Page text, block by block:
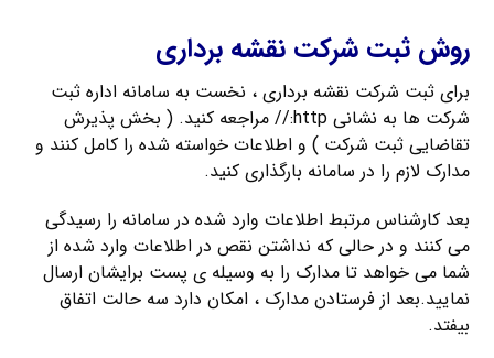
روش ثبت شرکت نقشه برداری
برای ثبت شرکت نقشه برداری ، نخست به سامانه اداره ثبت
شرکت ها به نشانی http:// مراجعه کنید. ( بخش پذیرش
تقاضایی ثبت شرکت ) و اطلاعات خواسته شده را کامل کنند و
مدارک لازم را در سامانه بارگذاری کنید.
بعد کارشناس مرتبط اطلاعات وارد شده در سامانه را رسیدگی
می کنند و در حالی که نداشتن نقص در اطلاعات وارد شده از
شما می خواهد تا مدارک را به وسیله ی پست برایشان ارسال
نمایید.بعد از فرستادن مدارک ، امکان دارد سه حالت اتفاق
بیفتد.